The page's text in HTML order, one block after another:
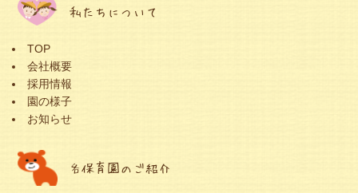
私たちについて
TOP
会社概要
採用情報
園の様子
お知らせ
各保育園のご紹介